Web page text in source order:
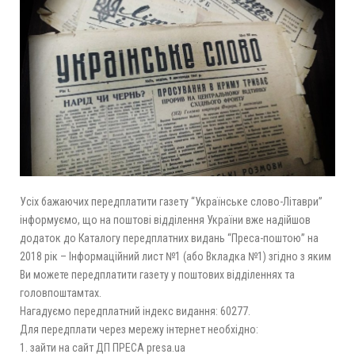
Усіх бажаючих передплатити газету “Українське слово-Літаври”
інформуємо, що на поштові відділення України вже надійшов
додаток до Каталогу передплатних видань “Преса-поштою” на
2018 рік – Інформаційний лист №1 (або Вкладка №1) згідно з яким
Ви можете передплатити газету у поштових відділеннях та
головпоштамтах.
Нагадуємо передплатний індекс видання: 60277.
Для передплати через мережу інтернет необхідно:
1. зайти на сайт ДП ПРЕСА presa.ua